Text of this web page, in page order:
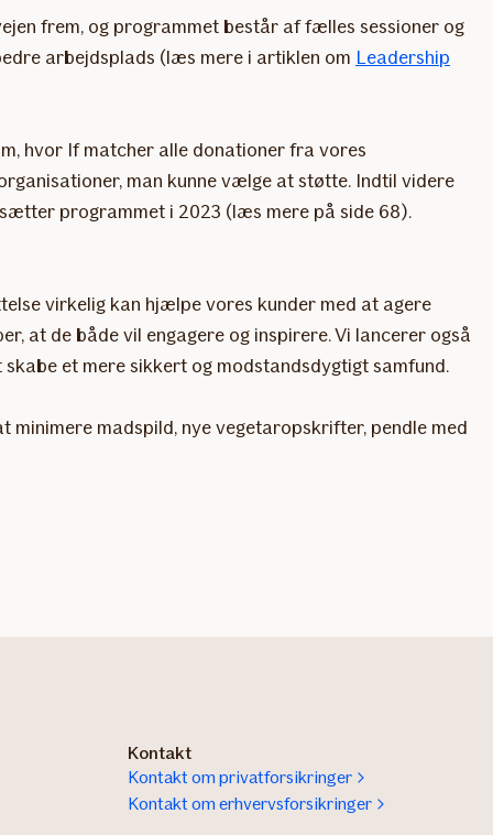
frem, og programmet består af fælles sessioner og
arbejdsplads (læs mere i artiklen om Leadership
hvor If matcher alle donationer fra vores
man kunne vælge at støtte. Indtil videre
programmet i 2023 (læs mere på side 68).
virkelig kan hjælpe vores kunder med at agere
at de både vil engagere og inspirere. Vi lancerer også
et mere sikkert og modstandsdygtigt samfund.
minimere madspild, nye vegetaropskrifter, pendle med
Kontakt
Kontakt om privatforsikringer
Kontakt om erhvervsforsikringer